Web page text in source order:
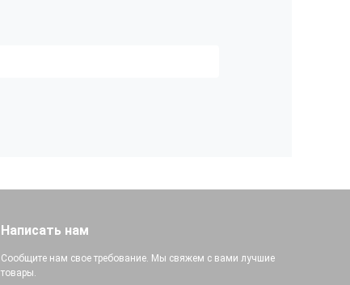
Написать нам
Сообщите нам свое требование. Мы свяжем с вами лучшие
товары.